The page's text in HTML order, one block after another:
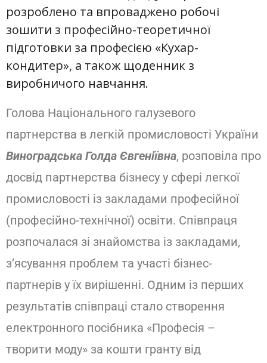
розроблено та впроваджено робочі
зошити з професійно-теоретичної
підготовки за професією «Кухар-
кондитер», а також щоденник з
виробничого навчання.
Голова Національного галузевого
партнерства в легкій промисловості України
Виноградська Голда Євгеніївна, розповіла про
досвід партнерства бізнесу у сфері легкої
промисловості із закладами професійної
(професійно-технічної) освіти. Співпраця
розпочалася зі знайомства із закладами,
з’ясування проблем та участі бізнес-
партнерів у їх вирішенні. Одним із перших
результатів співпраці стало створення
електронного посібника «Професія –
творити моду» за кошти гранту від